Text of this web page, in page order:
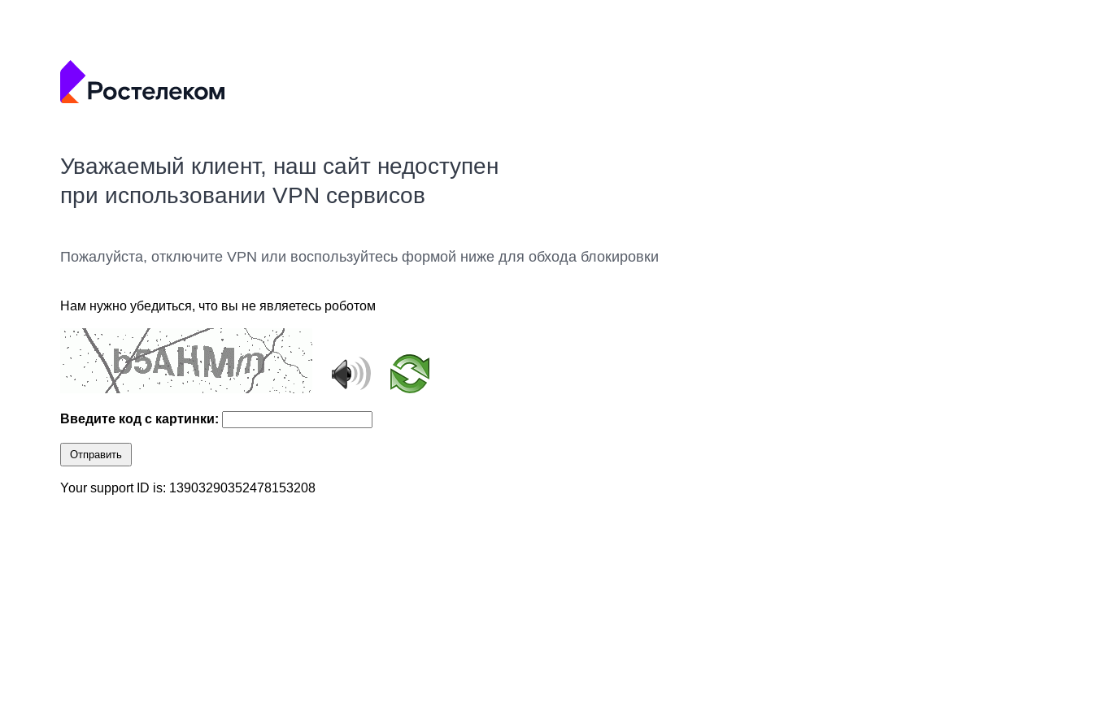
Уважаемый клиент, наш сайт недоступен
при использовании VPN сервисов
Пожалуйста, отключите VPN или воспользуйтесь формой ниже для обхода блокировки
Нам нужно убедиться, что вы не являетесь роботом
Введите код с картинки:
Отправить
Your support ID is: 13903290352478153208